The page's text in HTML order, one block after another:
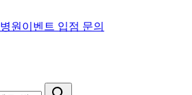
병원이벤트 입점 문의